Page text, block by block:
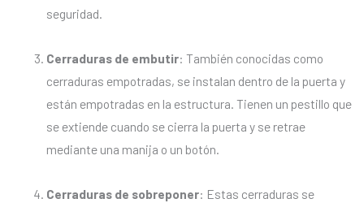
seguridad.
Cerraduras de embutir: También conocidas como
cerraduras empotradas, se instalan dentro de la puerta y
están empotradas en la estructura. Tienen un pestillo que
se extiende cuando se cierra la puerta y se retrae
mediante una manija o un botón.
Cerraduras de sobreponer: Estas cerraduras se